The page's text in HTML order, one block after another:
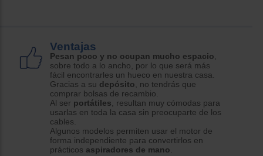
Ventajas
Pesan poco y no ocupan mucho espacio
sobre todo a lo ancho, por lo que será más
fácil encontrarles un hueco en nuestra casa.
Gracias a su depósito , no tendrás que
comprar bolsas de recambio.
Al ser portátiles , resultan muy cómodas para
usarlas en toda la casa sin preocuparte de los
cables.
Algunos modelos permiten usar el motor de
forma independiente para convertirlos en
prácticos aspiradores de mano